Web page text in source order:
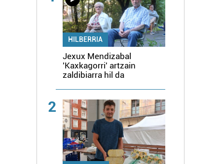
HILBERRIA
Jexux Mendizabal
'Kaxkagorri' artzain
zaldibiarra hil da
2